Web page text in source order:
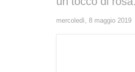
mercoledì, 8 maggio 2019